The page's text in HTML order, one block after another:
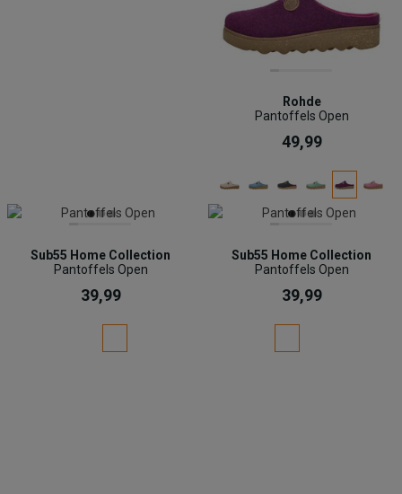
Rohde
Pantoffels Open
49,99
Sub55 Home Collection
Pantoffels Open
39,99
Sub55 Home Collection
Pantoffels Open
39,99